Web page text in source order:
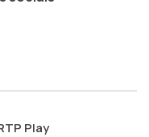
ao
Play